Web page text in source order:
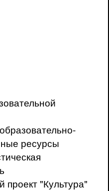
ресурсы
"Культура"